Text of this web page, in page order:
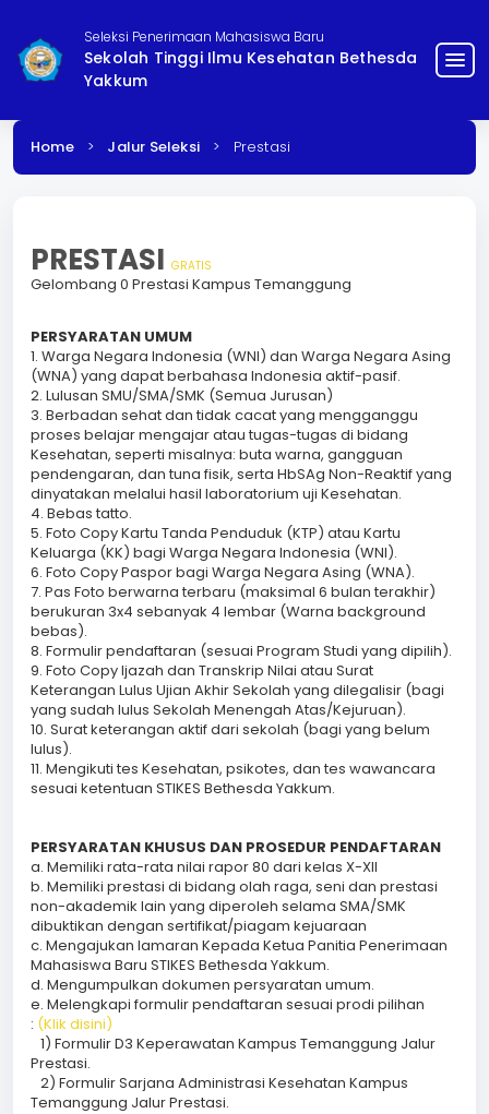
Seleksi Penerimaan Mahasiswa Baru
Sekolah Tinggi Ilmu Kesehatan Bethesda
Yakkum
menu
Home > Jalur Seleksi > Prestasi
PRESTASI GRATIS
Gelombang 0 Prestasi Kampus Temanggung
PERSYARATAN UMUM
1. Warga Negara Indonesia (WNI) dan Warga Negara Asing
(WNA) yang dapat berbahasa Indonesia aktif-pasif.
2. Lulusan SMU/SMA/SMK (Semua Jurusan)
3. Berbadan sehat dan tidak cacat yang mengganggu
proses belajar mengajar atau tugas-tugas di bidang
Kesehatan, seperti misalnya: buta warna, gangguan
pendengaran, dan tuna fisik, serta HbSAg Non-Reaktif yang
dinyatakan melalui hasil laboratorium uji Kesehatan.
4. Bebas tatto.
5. Foto Copy Kartu Tanda Penduduk (KTP) atau Kartu
Keluarga (KK) bagi Warga Negara Indonesia (WNI).
6. Foto Copy Paspor bagi Warga Negara Asing (WNA).
7. Pas Foto berwarna terbaru (maksimal 6 bulan terakhir)
berukuran 3x4 sebanyak 4 lembar (Warna background
bebas).
8. Formulir pendaftaran (sesuai Program Studi yang dipilih).
9. Foto Copy Ijazah dan Transkrip Nilai atau Surat
Keterangan Lulus Ujian Akhir Sekolah yang dilegalisir (bagi
yang sudah lulus Sekolah Menengah Atas/Kejuruan).
10. Surat keterangan aktif dari sekolah (bagi yang belum
lulus).
11. Mengikuti tes Kesehatan, psikotes, dan tes wawancara
sesuai ketentuan STIKES Bethesda Yakkum.
PERSYARATAN KHUSUS DAN PROSEDUR PENDAFTARAN
a. Memiliki rata-rata nilai rapor 80 dari kelas X-XII
b. Memiliki prestasi di bidang olah raga, seni dan prestasi
non-akademik lain yang diperoleh selama SMA/SMK
dibuktikan dengan sertifikat/piagam kejuaraan
c. Mengajukan lamaran Kepada Ketua Panitia Penerimaan
Mahasiswa Baru STIKES Bethesda Yakkum.
d. Mengumpulkan dokumen persyaratan umum.
e. Melengkapi formulir pendaftaran sesuai prodi pilihan
: (Klik disini)
1) Formulir D3 Keperawatan Kampus Temanggung Jalur
Prestasi.
2) Formulir Sarjana Administrasi Kesehatan Kampus
Temanggung Jalur Prestasi.